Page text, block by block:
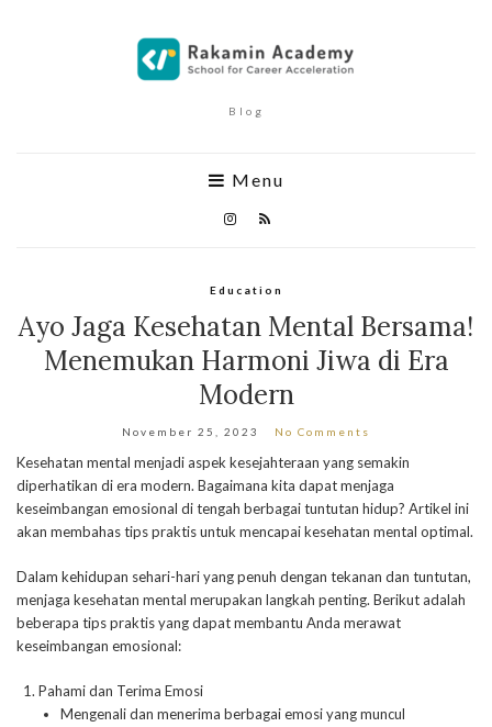
Blog
Menu
Education
Ayo Jaga Kesehatan Mental Bersama!
Menemukan Harmoni Jiwa di Era
Modern
November 25, 2023 No Comments
Kesehatan mental menjadi aspek kesejahteraan yang semakin
diperhatikan di era modern. Bagaimana kita dapat menjaga
keseimbangan emosional di tengah berbagai tuntutan hidup? Artikel ini
akan membahas tips praktis untuk mencapai kesehatan mental optimal.
Dalam kehidupan sehari-hari yang penuh dengan tekanan dan tuntutan,
menjaga kesehatan mental merupakan langkah penting. Berikut adalah
beberapa tips praktis yang dapat membantu Anda merawat
keseimbangan emosional:
Pahami dan Terima Emosi
Mengenali dan menerima berbagai emosi yang muncul